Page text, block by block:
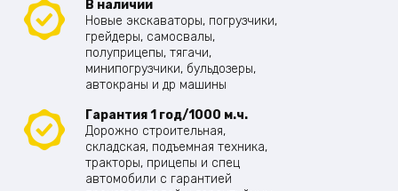
В наличии
Новые экскаваторы, погрузчики,
грейдеры, самосвалы,
полуприцепы, тягачи,
минипогрузчики, бульдозеры,
автокраны и др машины
Гарантия 1 год/1000 м.ч.
Дорожно строительная,
складская, подъемная техника,
тракторы, прицепы и спец
автомобили с гарантией